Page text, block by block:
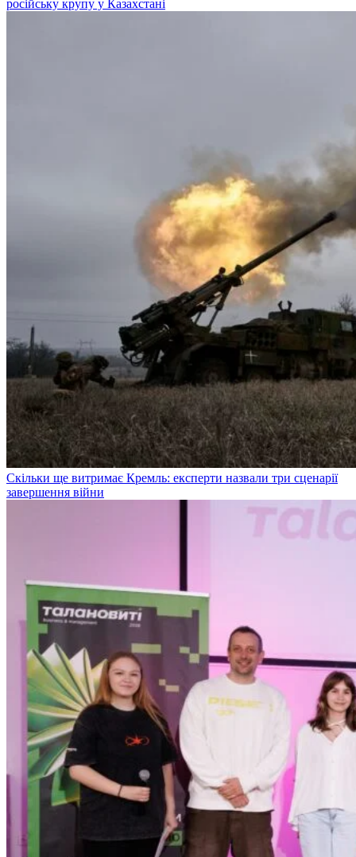
російську крупу у Казахстані
Скільки ще витримає Кремль: експерти назвали три сценарії
завершення війни